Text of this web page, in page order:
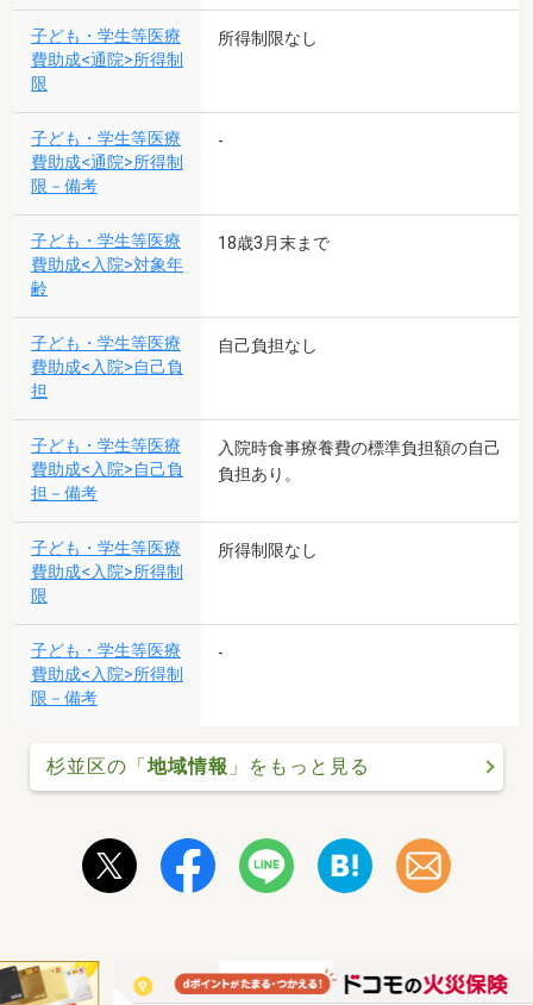
子ども・学生等医療
費助成<通院>所得制
限
所得制限なし
子ども・学生等医療
費助成<通院>所得制
限－備考
-
子ども・学生等医療
費助成<入院>対象年
齢
18歳3月末まで
子ども・学生等医療
費助成<入院>自己負
担
自己負担なし
子ども・学生等医療
費助成<入院>自己負
担－備考
入院時食事療養費の標準負担額の自己
負担あり。
子ども・学生等医療
費助成<入院>所得制
限
所得制限なし
子ども・学生等医療
費助成<入院>所得制
限－備考
-
杉並区の「地域情報 」をもっと見る